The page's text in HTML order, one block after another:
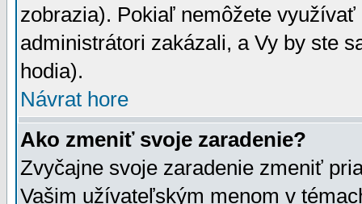
zobrazia). Pokiaľ nemôžete
administrátori zakázali, a Vy by ste
hodia).
Návrat hore
Ako zmeniť svoje zaradenie?
Zvyčajne svoje zaradenie zmeniť
Vašim užívateľským menom v